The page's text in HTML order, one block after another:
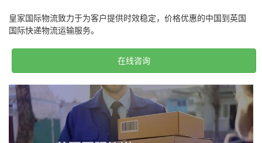
皇家国际物流致力于为客户提供时效稳定，价格优惠的中国到英国
国际快递物流运输服务。
在线咨询